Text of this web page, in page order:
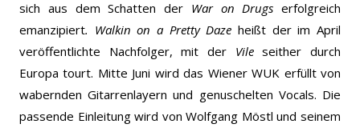
sich aus dem Schatten der War on Drugs erfolgreich
emanzipiert. Walkin on a Pretty Daze heißt der im April
veröffentlichte Nachfolger, mit der Vileseither durch
Europa tourt. Mitte Juni wird das Wiener WUK erfüllt von
wabernden Gitarrenlayern und genuschelten Vocals. Die
passende Einleitung wird von Wolfgang Möstl und seinem